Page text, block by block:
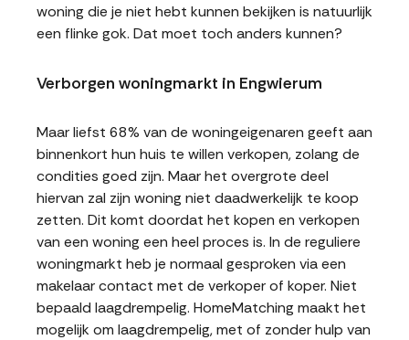
woning die je niet hebt kunnen bekijken is natuurlijk
een flinke gok. Dat moet toch anders kunnen?
Verborgen woningmarkt in Engwierum
Maar liefst 68% van de woningeigenaren geeft aan
binnenkort hun huis te willen verkopen, zolang de
condities goed zijn. Maar het overgrote deel
hiervan zal zijn woning niet daadwerkelijk te koop
zetten. Dit komt doordat het kopen en verkopen
van een woning een heel proces is. In de reguliere
woningmarkt heb je normaal gesproken via een
makelaar contact met de verkoper of koper. Niet
bepaald laagdrempelig. HomeMatching maakt het
mogelijk om laagdrempelig, met of zonder hulp van